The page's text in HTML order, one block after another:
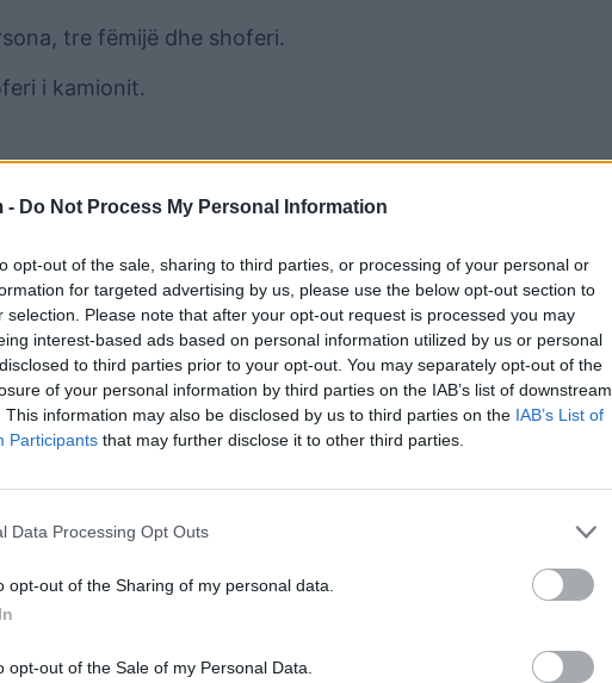
- Do Not Process My Personal Information
opt-out of the sale, sharing to third parties, or processing of your personal or
for targeted advertising by us, please use the below opt-out section to
selection. Please note that after your opt-out request is processed you may
interest-based ads based on personal information utilized by us or personal
to third parties prior to your opt-out. You may separately opt-out of the
of your personal information by third parties on the IAB’s list of downstream
This information may also be disclosed by us to third parties on the IAB’s List of
Participants that may further disclose it to other third parties.
Data Processing Opt Outs
opt-out of the Sharing of my personal data.
opt-out of the Sale of my Personal Data.
tre fëmijë dhe shoferi.
i kamionit.